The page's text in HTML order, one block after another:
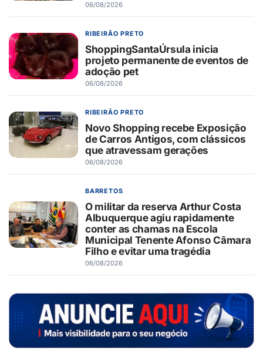
06/08/2026
RIBEIRÃO PRETO
ShoppingSantaÚrsula inicia
projeto permanente de eventos de
adoção pet
06/08/2026
RIBEIRÃO PRETO
Novo Shopping recebe Exposição
de Carros Antigos, com clássicos
que atravessam gerações
06/08/2026
BARRETOS
O militar da reserva Arthur Costa
Albuquerque agiu rapidamente
conter as chamas na Escola
Municipal Tenente Afonso Câmara
Filho e evitar uma tragédia
06/08/2026